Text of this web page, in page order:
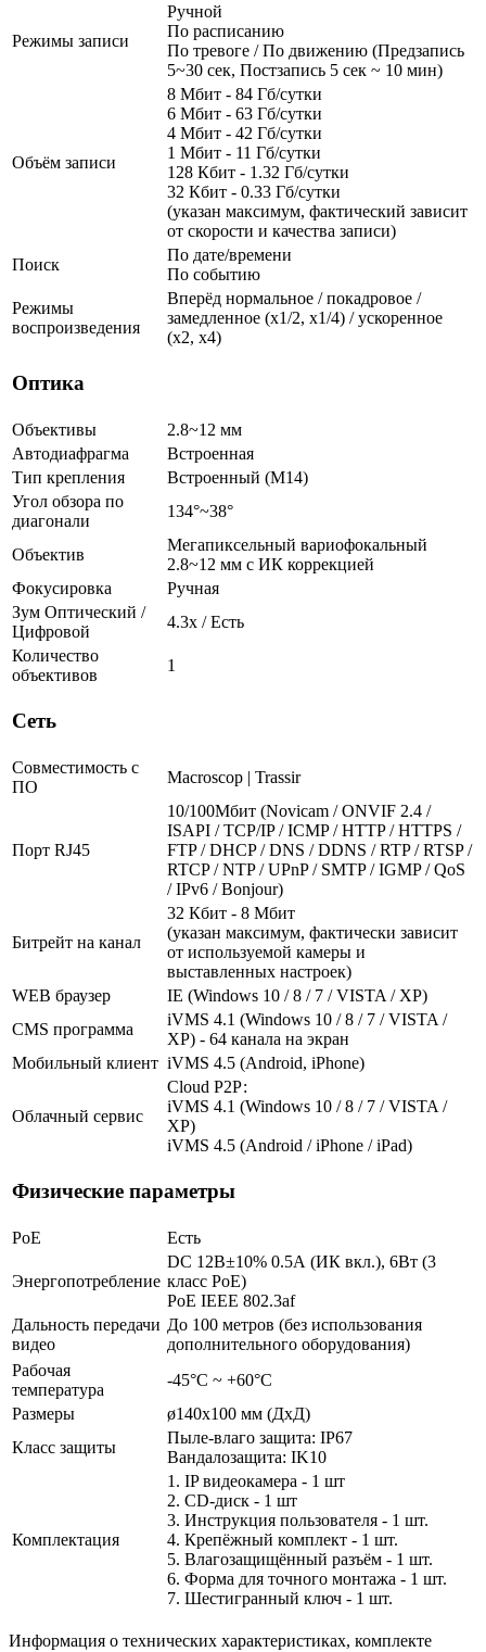
Режимы записи
Ручной
По расписанию
По тревоге / По движению (Предзапись
5~30 сек, Постзапись 5 сек ~ 10 мин)
Объём записи
8 Мбит - 84 Гб/сутки
6 Мбит - 63 Гб/сутки
4 Мбит - 42 Гб/сутки
1 Мбит - 11 Гб/сутки
128 Кбит - 1.32 Гб/сутки
32 Кбит - 0.33 Гб/сутки
(указан максимум, фактический зависит
от скорости и качества записи)
Поиск
По дате/времени
По событию
Режимы
воспроизведения
Вперёд нормальное / покадровое /
замедленное (х1/2, х1/4) / ускоренное
(х2, х4)
Оптика
Объективы
2.8~12 мм
Автодиафрагма
Встроенная
Тип крепления
Встроенный (М14)
Угол обзора по
диагонали
134°~38°
Объектив
Мегапиксельный вариофокальный
2.8~12 мм c ИК коррекцией
Фокусировка
Ручная
Зум Оптический /
Цифровой
4.3х / Есть
Количество
объективов
1
Сеть
Совместимость с
ПО
Macroscop | Trassir
Порт RJ45
10/100Мбит (Novicam / ONVIF 2.4 /
ISAPI / TCP/IP / ICMP / HTTP / HTTPS /
FTP / DHCP / DNS / DDNS / RTP / RTSP /
RTCP / NTP / UPnP / SMTP / IGMP / QoS
/ IPv6 / Bonjour)
Битрейт на канал
32 Кбит - 8 Мбит
(указан максимум, фактически зависит
от используемой камеры и
выставленных настроек)
WEB браузер
IE (Windows 10 / 8 / 7 / VISTA / XP)
CMS программа
iVMS 4.1 (Windows 10 / 8 / 7 / VISTA /
XP) - 64 канала на экран
Мобильный клиент iVMS 4.5 (Android, iPhone)
Облачный сервис
Cloud Р2Р:
iVMS 4.1 (Windows 10 / 8 / 7 / VISTA /
XP)
iVMS 4.5 (Android / iPhone / iPad)
Физические параметры
PoE Есть
Энергопотребление
DC 12В±10% 0.5А (ИК вкл.), 6Вт (3
класс PoE)
PoE IEEE 802.3af
Дальность передачи
видео
До 100 метров (без использования
дополнительного оборудования)
Рабочая
температура
-45°С ~ +60°С
Размеры
ø140х100 мм (ДхД)
Класс защиты
Пыле-влаго защита: IP67
Вандалозащита: IK10
Комплектация
1. IP видеокамера - 1 шт
2. СD-диск - 1 шт
3. Инструкция пользователя - 1 шт.
4. Крепёжный комплект - 1 шт.
5. Влагозащищённый разъём - 1 шт.
6. Форма для точного монтажа - 1 шт.
7. Шестигранный ключ - 1 шт.
Информация о технических характеристиках, комплекте